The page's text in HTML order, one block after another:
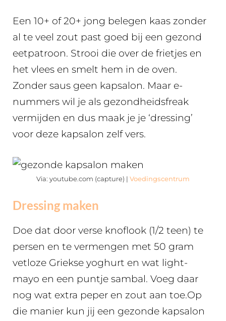
Een 10+ of 20+ jong belegen kaas zonder
al te veel zout past goed bij een gezond
eetpatroon. Strooi die over de frietjes en
het vlees en smelt hem in de oven.
Zonder saus geen kapsalon. Maar e-
nummers wil je als gezondheidsfreak
vermijden en dus maak je je ‘dressing’
voor deze kapsalon zelf vers.
Via: youtube.com (capture) | Voedingscentrum
Dressing maken
Doe dat door verse knoflook (1/2 teen) te
persen en te vermengen met 50 gram
vetloze Griekse yoghurt en wat light-
mayo en een puntje sambal. Voeg daar
nog wat extra peper en zout aan toe.Op
die manier kun jij een gezonde kapsalon